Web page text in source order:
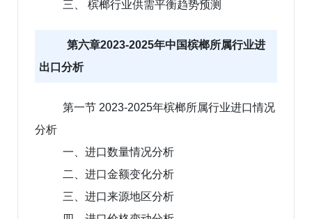
三、 槟榔行业供需平衡趋势预测
第六章2023-2025年中国槟榔所属行业进
出口分析
第一节 2023-2025年槟榔所属行业进口情况
分析
一、进口数量情况分析
二、进口金额变化分析
三、进口来源地区分析